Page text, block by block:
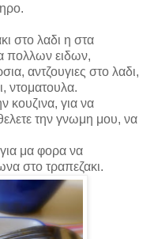
στο λαδι η στα
πολλων ειδων,
αντζουγιες στο λαδι,
ντοματουλα.
κουζινα, για να
την γνωμη μου, να
μα φορα να
στο τραπεζακι.